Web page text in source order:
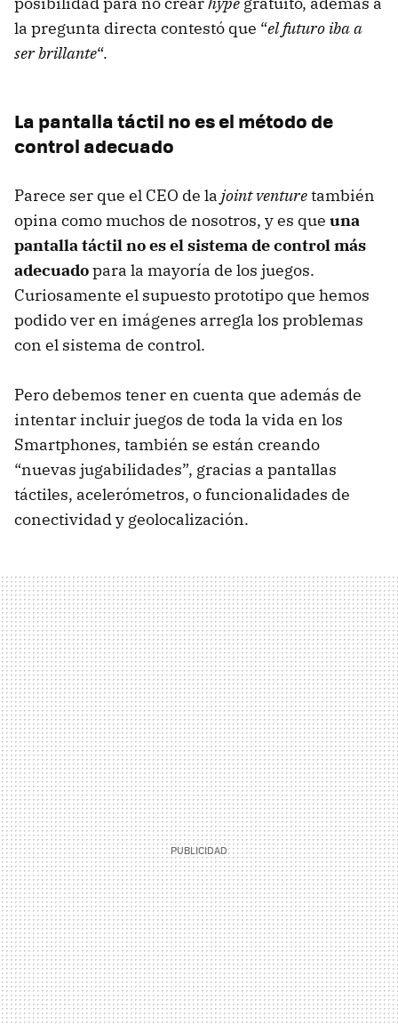
la pregunta directa contestó que “el futuro iba a
ser brillante“.
La pantalla táctil no es el método de
control adecuado
Parece ser que el CEO de la joint venturetambién
opina como muchos de nosotros, y es que una
pantalla táctil no es el sistema de control más
adecuadopara la mayoría de los juegos.
Curiosamente el supuesto prototipo que hemos
podido ver en imágenes arregla los problemas
con el sistema de control.
Pero debemos tener en cuenta que además de
intentar incluir juegos de toda la vida en los
Smartphones, también se están creando
“nuevas jugabilidades”, gracias a pantallas
táctiles, acelerómetros, o funcionalidades de
conectividad y geolocalización.